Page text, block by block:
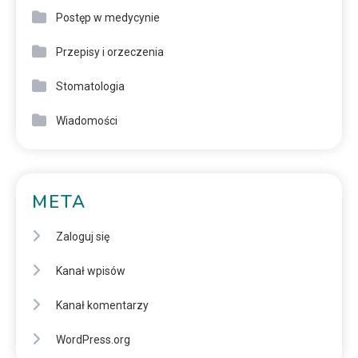
Postęp w medycynie
Przepisy i orzeczenia
Stomatologia
Wiadomości
META
Zaloguj się
Kanał wpisów
Kanał komentarzy
WordPress.org